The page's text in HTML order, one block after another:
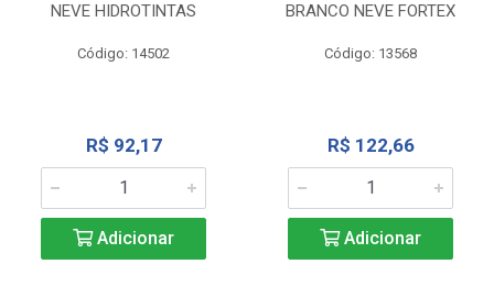
NEVE HIDROTINTAS
Código: 14502
R$ 92,17
Adicionar
BRANCO NEVE FORTEX
Código: 13568
R$ 122,66
Adicionar